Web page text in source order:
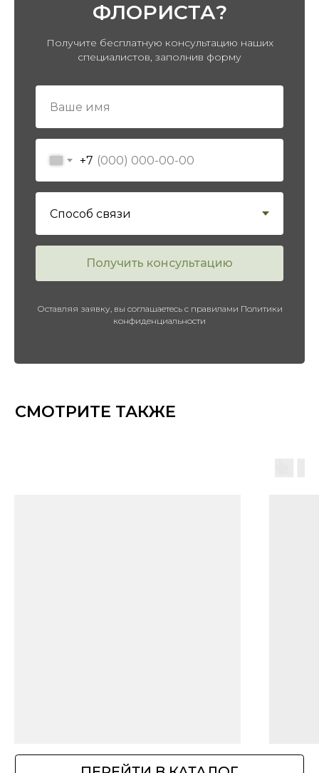
ФЛОРИСТА?
Получите бесплатную консультацию наших
специалистов, заполнив форму
+7
Получить консультацию
Оставляя заявку, вы соглашаетесь с правилами Политики
конфиденциальности